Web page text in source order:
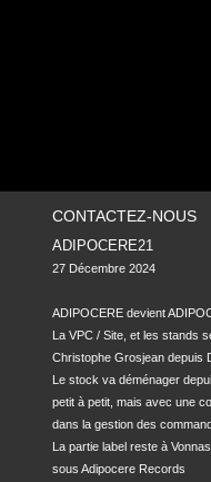
CONTACTEZ-NOUS
ADIPOCERE21
27 Décembre 2024
ADIPOCERE devient
La VPC / Site, et les stands
Christophe Grosjean depuis
Le stock va déménager
petit à petit, mais avec une
dans la gestion des
La partie label reste à Vonnas,
sous Adipocere Records